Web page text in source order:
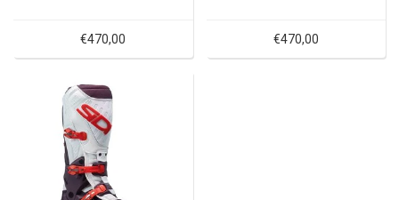
€470,00 €470,00